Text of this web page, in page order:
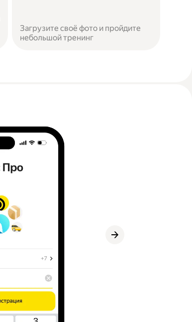
Загрузите своё фото и пройдите
небольшой тренинг